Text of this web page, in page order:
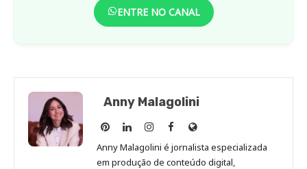
ENTRE NO CANAL
Anny Malagolini
Anny
Malagolini
no
Anny
Malagolini
no
Anny
Malagolini
no
Anny
Malagolini
no
Site
de
Anny
Anny Malagolini é jornalista especializada
em produção de conteúdo digital,